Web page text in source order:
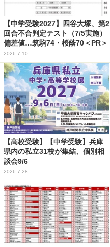
【中学受験2027】四谷大塚、第2
回合不合判定テスト（7/5実施）
偏差値…筑駒74・桜蔭70＜PR＞
2026.7.10
【高校受験】【中学受験】兵庫
県内の私立31校が集結、個別相
談会9/6
2026.7.28